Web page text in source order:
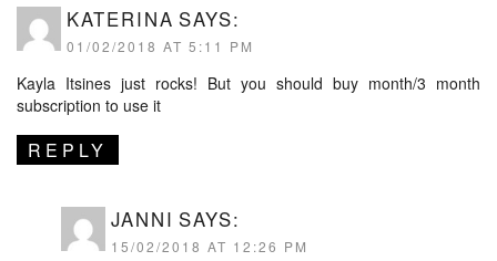
KATERINA SAYS:
01/02/2018 AT 5:11 PM
Kayla Itsines just rocks! But you should buy month/3 month
subscription to use it
REPLY
JANNI SAYS:
15/02/2018 AT 12:26 PM